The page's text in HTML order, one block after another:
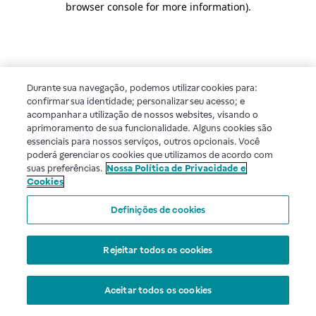
browser console for more information).
Durante sua navegação, podemos utilizar cookies para:
confirmar sua identidade; personalizar seu acesso; e
acompanhar a utilização de nossos websites, visando o
aprimoramento de sua funcionalidade. Alguns cookies são
essenciais para nossos serviços, outros opcionais. Você
poderá gerenciar os cookies que utilizamos de acordo com
suas preferências. Nossa Política de Privacidade e
Cookies
Definições de cookies
Rejeitar todos os cookies
Aceitar todos os cookies